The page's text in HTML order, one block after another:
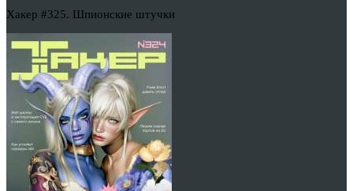
Хакер #325. Шпионские штучки